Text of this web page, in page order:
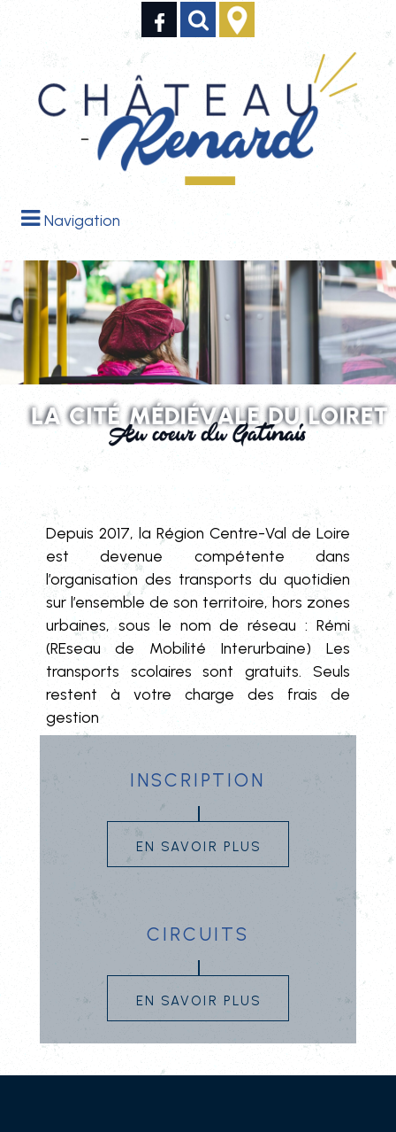
Navigation
Depuis 2017, la Région Centre-Val de Loire
est devenue compétente dans
l’organisation des transports du quotidien
sur l’ensemble de son territoire, hors zones
urbaines, sous le nom de réseau : Rémi
(REseau de Mobilité Interurbaine) Les
transports scolaires sont gratuits. Seuls
restent à votre charge des frais de
gestion
Inscription
en savoir plus
circuits
en savoir plus